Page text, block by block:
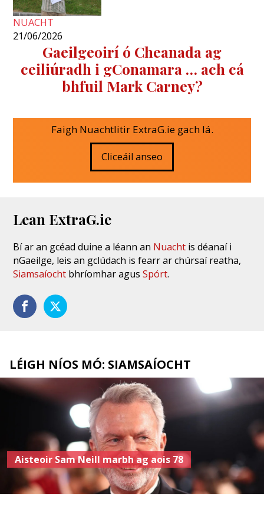
NUACHT
21/06/2026
Gaeilgeoirí ó Cheanada ag
ceiliúradh i gConamara … ach cá
bhfuil Mark Carney?
Faigh Nuachtlitir ExtraG.ie gach lá.
Cliceáil anseo
Lean ExtraG.ie
Bí ar an gcéad duine a léann an Nuacht is déanaí i
nGaeilge, leis an gclúdach is fearr ar chúrsaí reatha,
Siamsaíocht bhríomhar agusSpórt.
LÉIGH NÍOS MÓ: SIAMSAÍOCHT
Aisteoir Sam Neill marbh ag aois 78